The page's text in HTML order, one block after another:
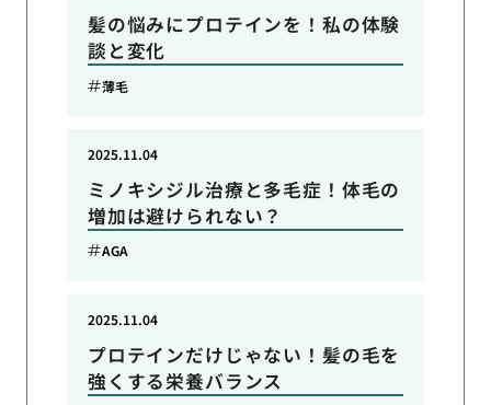
髪の悩みにプロテインを！私の体験
談と変化
薄毛
ミノキシジル治療と多毛症！体毛の
増加は避けられない？
2025.11.04
AGA
プロテインだけじゃない！髪の毛を
強くする栄養バランス
2025.11.04